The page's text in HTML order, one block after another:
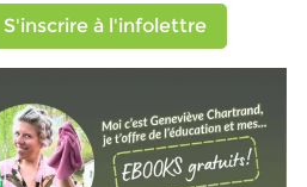
S'inscrire à l'infolettre